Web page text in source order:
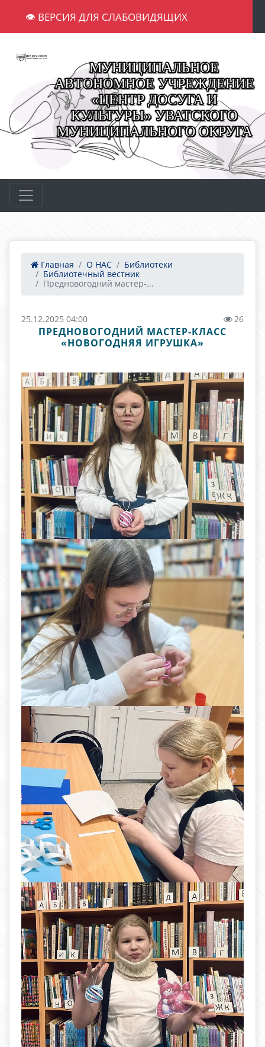
👁 ВЕРСИЯ ДЛЯ СЛАБОВИДЯЩИХ
МУНИЦИПАЛЬНОЕ
АВТОНОМНОЕ УЧРЕЖДЕНИЕ
«ЦЕНТР ДОСУГА И
КУЛЬТУРЫ» УВАТСКОГО
МУНИЦИПАЛЬНОГО ОКРУГА
Главная О НАС
Библиотеки
Библиотечный вестник
Предновогодний мастер-...
25.12.2025 04:00 26
ПРЕДНОВОГОДНИЙ МАСТЕР-КЛАСС
«НОВОГОДНЯЯ ИГРУШКА»